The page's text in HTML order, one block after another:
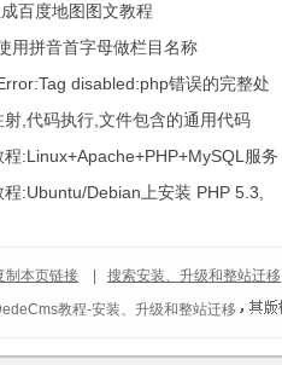
百度地图图文教程
用拼音首字母做栏目名称
disabled:php错误的完整处
射,代码执行,文件包含的通用代码
:Linux+Apache+PHP+MySQL服务
篇)
:Ubuntu/Debian上安装 PHP 5.3,
制本页链接 搜索安装、升级和整站迁移
教程-安装、升级和整站迁移